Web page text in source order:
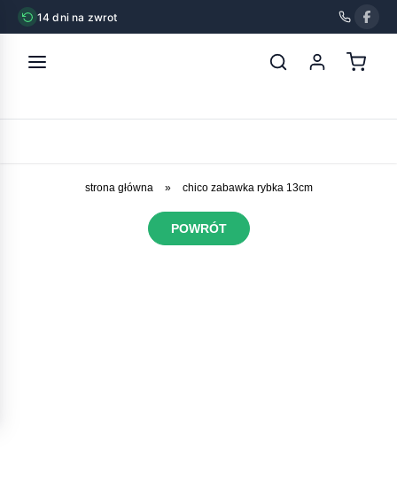
14 dni na zwrot
strona główna » chico zabawka rybka 13cm
POWRÓT